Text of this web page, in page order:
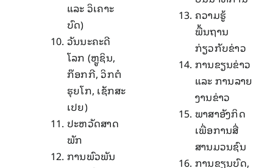
ແລະ ວິເຄາະ
ບົດ)
ວັນນະຄະດີ
ໂລກ (ຫຼູຊິນ,
ກ໊ອກກີ, ວິກຕໍ
ຮຸຍໂກ, ເຊັກສະ
ເປຍ)
ປະຫວັດສາດ
ພັກ
ການພົວພັນ
ຄວາມຮູ້
ພື້ນຖານ
ກ່ຽວກັບຂ່າວ
ການຂຽນຂ່າວ
ແລະ ການລາຍ
ງານຂ່າວ
ພາສາອັງກິດ
ເພື່ອການສື່
ສານມວນຊົນ
ການຂຽນບົດ,